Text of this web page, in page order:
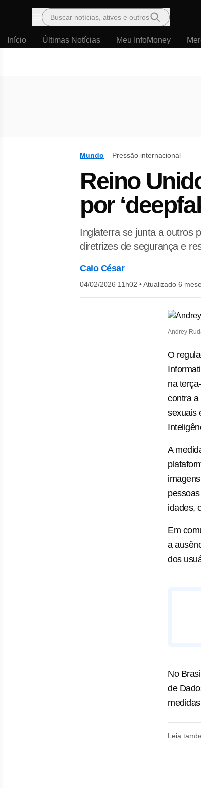
Menu
Buscar notícias, ativos e outros
Início Últimas Notícias Meu InfoMoney
Mundo Pressão internacional
Reino
por
Inglaterra se junta a outros
diretrizes de segurança e
Caio César
04/02/2026 11h02 •Atualizado 6
Andrey
O
na
contra a
sexuais
A
idades,
Em
a
dos
No
de
Leia